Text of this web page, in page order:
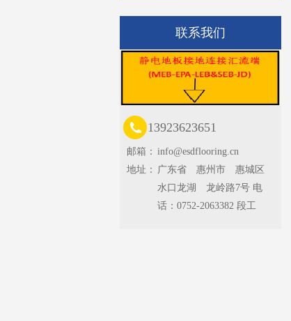
联系我们
13923623651
邮箱： info@esdflooring.cn
地址： 广东省 惠州市 惠城区
水口龙湖 龙岭路7号 电
话：0752-2063382 段工